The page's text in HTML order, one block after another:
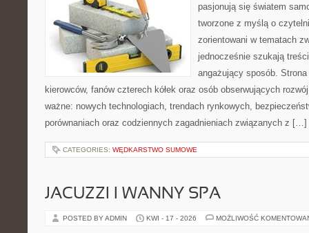
pasjonują się światem
tworzone z myślą o
zorientowani w tematach
jednocześnie szukają
angażujący sposób.
kierowców, fanów czterech kółek oraz osób obserwujących
ważne: nowych technologiach, trendach rynkowych,
porównaniach oraz codziennych zagadnieniach związanych z […]
CATEGORIES: WĘDKARSTWO SUMOWE
JACUZZI I WANNY SPA
POSTED BY ADMIN KWI - 17 - 2026 MOŻLIWOŚĆ